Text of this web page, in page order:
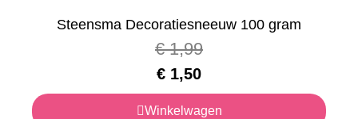
Steensma Decoratiesneeuw 100 gram
€1,99
€ 1,50
Winkelwagen